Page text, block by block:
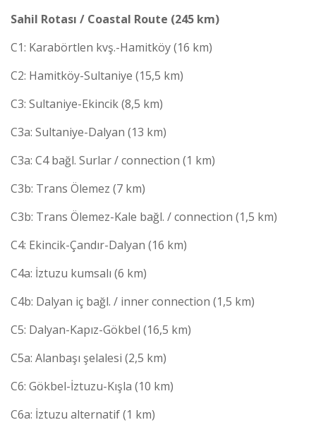
Sahil Rotası / Coastal Route (245 km)
C1: Karabörtlen kvş.-Hamitköy (16 km)
C2: Hamitköy-Sultaniye (15,5 km)
C3: Sultaniye-Ekincik (8,5 km)
C3a: Sultaniye-Dalyan (13 km)
C3a: C4 bağl. Surlar / connection (1 km)
C3b: Trans Ölemez (7 km)
C3b: Trans Ölemez-Kale bağl. / connection (1,5 km)
C4: Ekincik-Çandır-Dalyan (16 km)
C4a: İztuzu kumsalı (6 km)
C4b: Dalyan iç bağl. / inner connection (1,5 km)
C5: Dalyan-Kapız-Gökbel (16,5 km)
C5a: Alanbaşı şelalesi (2,5 km)
C6: Gökbel-İztuzu-Kışla (10 km)
C6a: İztuzu alternatif (1 km)